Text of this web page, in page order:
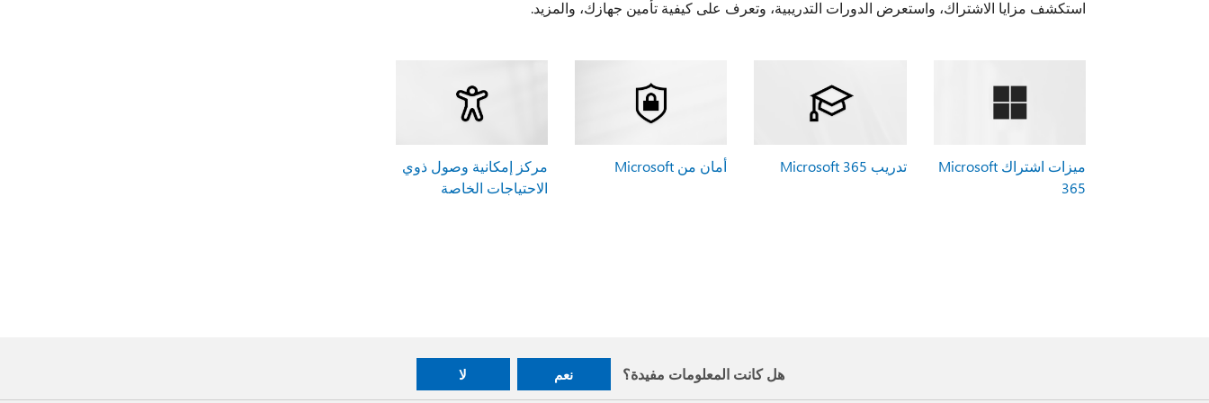
استكشف مزايا الاشتراك، واستعرض الدورات التدريبية، وتعرف على كيفية تأمين جهازك، والمزيد.
ميزات اشتراك Microsoft
365
تدريب Microsoft 365 أمان من Microsoft
مركز إمكانية وصول ذوي
الاحتياجات الخاصة
هل كانت المعلومات مفيدة؟ نعم لا